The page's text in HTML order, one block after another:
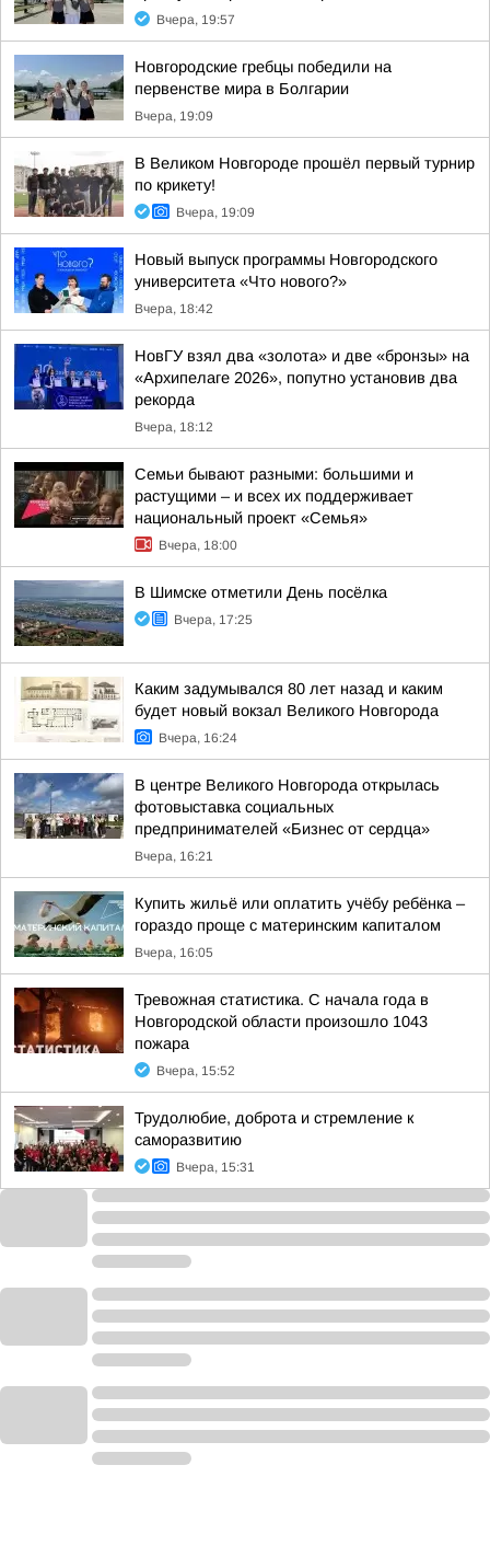
Вчера, 19:57
Новгородские гребцы победили на
первенстве мира в Болгарии
Вчера, 19:09
В Великом Новгороде прошёл первый турнир
по крикету!
Вчера, 19:09
Новый выпуск программы Новгородского
университета «Что нового?»
Вчера, 18:42
НовГУ взял два «золота» и две «бронзы» на
«Архипелаге 2026», попутно установив два
рекорда
Вчера, 18:12
Семьи бывают разными: большими и
растущими – и всех их поддерживает
национальный проект «Семья»
Вчера, 18:00
В Шимске отметили День посёлка
Вчера, 17:25
Каким задумывался 80 лет назад и каким
будет новый вокзал Великого Новгорода
Вчера, 16:24
В центре Великого Новгорода открылась
фотовыставка социальных
предпринимателей «Бизнес от сердца»
Вчера, 16:21
Купить жильё или оплатить учёбу ребёнка –
гораздо проще с материнским капиталом
Вчера, 16:05
Тревожная статистика. С начала года в
Новгородской области произошло 1043
пожара
Вчера, 15:52
Трудолюбие, доброта и стремление к
саморазвитию
Вчера, 15:31